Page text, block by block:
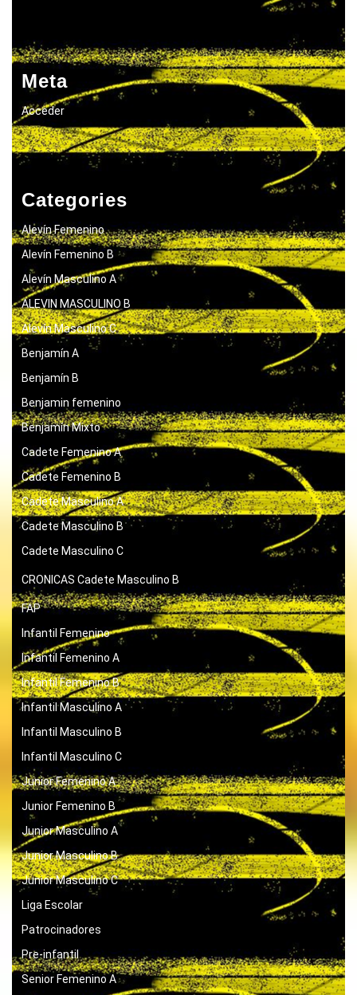
Meta
Acceder
Categories
Alevín Femenino
Alevín Femenino B
Alevín Masculino A
ALEVIN MASCULINO B
Alevín Masculino C
Benjamín A
Benjamín B
Benjamin femenino
Benjamín Mixto
Cadete Femenino A
Cadete Femenino B
Cadete Masculino A
Cadete Masculino B
Cadete Masculino C
CRONICAS Cadete Masculino B
FAP
Infantil Femenino
Infantil Femenino A
Infantil Femenino B
Infantil Masculino A
Infantil Masculino B
Infantil Masculino C
Junior Femenino A
Junior Femenino B
Junior Masculino A
Junior Masculino B
Junior Masculino C
Liga Escolar
Patrocinadores
Pre-infantil
Senior Femenino A